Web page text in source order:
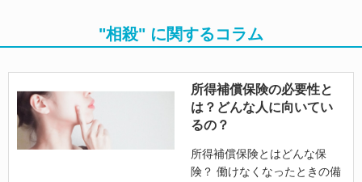
"相殺" に関するコラム
所得補償保険の必要性と
は？どんな人に向いてい
るの？
所得補償保険とはどんな保
険？ 働けなくなったときの備